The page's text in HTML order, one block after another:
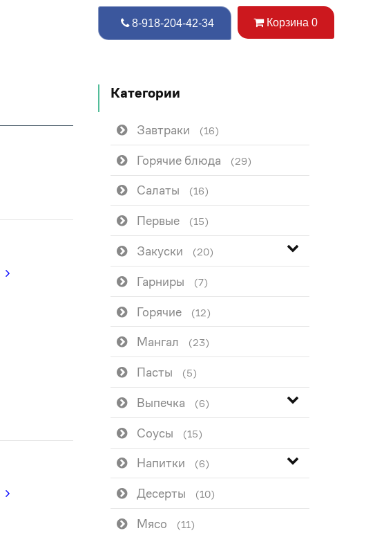
Корзина 0
8-918-204-42-34
Категории
Завтраки (16)
Горячие блюда (29)
Салаты (16)
Первые (15)
Закуски (20)
Гарниры (7)
Горячие (12)
Мангал (23)
Пасты (5)
Выпечка (6)
Соусы (15)
Напитки (6)
Десерты (10)
Мясо (11)